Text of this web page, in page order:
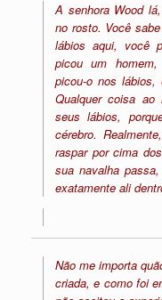
A senhora Wood
no rosto. Você
lábios aqui, você
picou um
picou-o nos
Qualquer coisa ao
seus lábios,
cérebro.
raspar por cima
sua navalha
exatamente ali
Não me importa
criada, e como foi